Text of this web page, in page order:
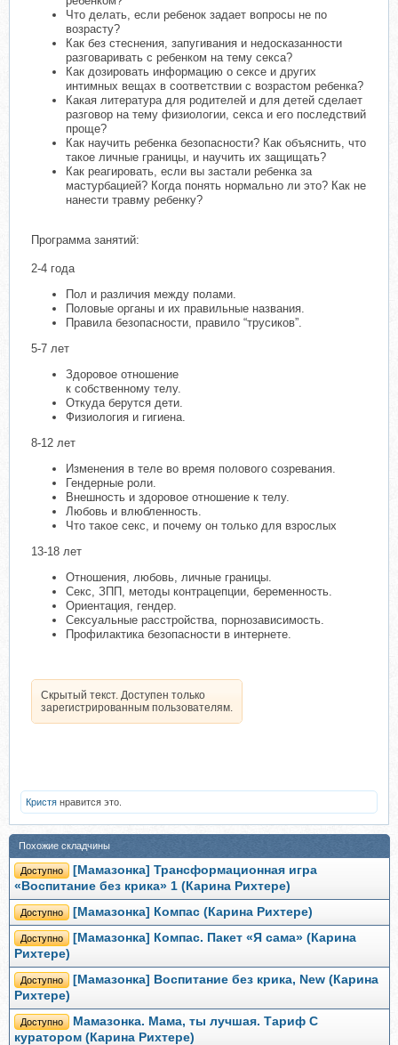
Что делать, если ребенок задает вопросы не по
возрасту?
Как без стеснения, запугивания и недосказанности
разговаривать с ребенком на тему секса?
Как дозировать информацию о сексе и других
интимных вещах в соответствии с возрастом ребенка?
Какая литература для родителей и для детей сделает
разговор на тему физиологии, секса и его последствий
проще?
Как научить ребенка безопасности? Как объяснить, что
такое личные границы, и научить их защищать?
Как реагировать, если вы застали ребенка за
мастурбацией? Когда понять нормально ли это? Как не
нанести травму ребенку?
Программа занятий:
2-4 года
Пол и различия между полами.
Половые органы и их правильные названия.
Правила безопасности, правило “трусиков”.
5-7 лет
Здоровое отношение
к собственному телу.
Откуда берутся дети.
Физиология и гигиена.
8-12 лет
Изменения в теле во время полового созревания.
Гендерные роли.
Внешность и здоровое отношение к телу.
Любовь и влюбленность.
Что такое секс, и почему он только для взрослых
13-18 лет
Отношения, любовь, личные границы.
Секс, ЗПП, методы контрацепции, беременность.
Ориентация, гендер.
Сексуальные расстройства, порнозависимость.
Профилактика безопасности в интернете.
Скрытый текст. Доступен только
зарегистрированным пользователям.
Кристя нравится это.
Похожие складчины
Доступно
[Мамазонка] Трансформационная игра
«Воспитание без крика» 1 (Карина Рихтере)
Доступно [Мамазонка] Компас (Карина Рихтере)
Доступно
[Мамазонка] Компас. Пакет «Я сама» (Карина
Рихтере)
Доступно
[Мамазонка] Воспитание без крика, New (Карина
Рихтере)
Доступно
Мамазонка. Мама, ты лучшая. Тариф С
куратором (Карина Рихтере)